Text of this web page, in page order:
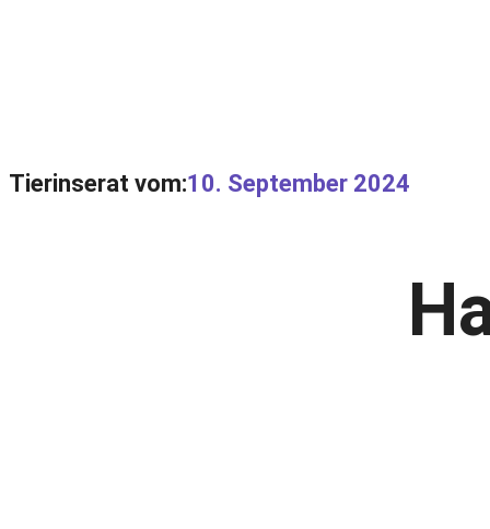
Tierinserat vom:10. September 2024